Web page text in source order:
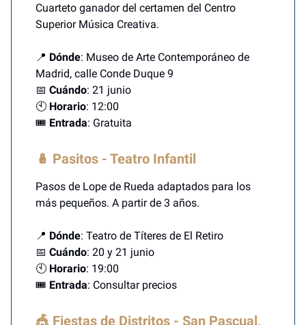
Cuarteto ganador del certamen del Centro
Superior Música Creativa.
📍 Dónde: Museo de Arte Contemporáneo de
Madrid, calle Conde Duque 9
📅 Cuándo: 21 junio
🕙 Horario: 12:00
🎟️ Entrada: Gratuita
🪆 Pasitos - Teatro Infantil
Pasos de Lope de Rueda adaptados para los
más pequeños. A partir de 3 años.
📍 Dónde: Teatro de Títeres de El Retiro
📅 Cuándo: 20 y 21 junio
🕙 Horario: 19:00
🎟️ Entrada: Consultar precios
🎪 Fiestas de Distritos - San Pascual,